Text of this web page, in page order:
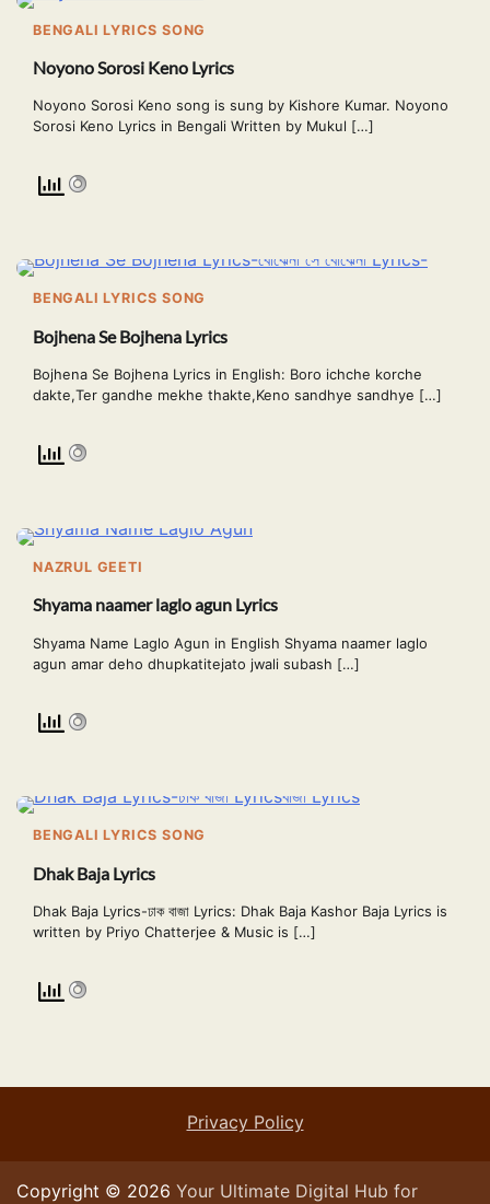
BENGALI LYRICS SONG
Noyono Sorosi Keno Lyrics
Noyono Sorosi Keno song is sung by Kishore Kumar. Noyono
Sorosi Keno Lyrics in Bengali Written by Mukul […]
BENGALI LYRICS SONG
Bojhena Se Bojhena Lyrics
Bojhena Se Bojhena Lyrics in English: Boro ichche korche
dakte,Ter gandhe mekhe thakte,Keno sandhye sandhye […]
NAZRUL GEETI
Shyama naamer laglo agun Lyrics
Shyama Name Laglo Agun in English Shyama naamer laglo
agun amar deho dhupkatitejato jwali subash […]
BENGALI LYRICS SONG
Dhak Baja Lyrics
Dhak Baja Lyrics-ঢাক বাজা Lyrics: Dhak Baja Kashor Baja Lyrics is
written by Priyo Chatterjee & Music is […]
Privacy Policy
Copyright © 2026 Your Ultimate Digital Hub for